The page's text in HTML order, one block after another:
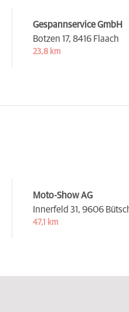
Gespannservice GmbH
Botzen 17, 8416 Flaach
23,8 km
Moto-Show AG
Innerfeld 31, 9606
47,1 km